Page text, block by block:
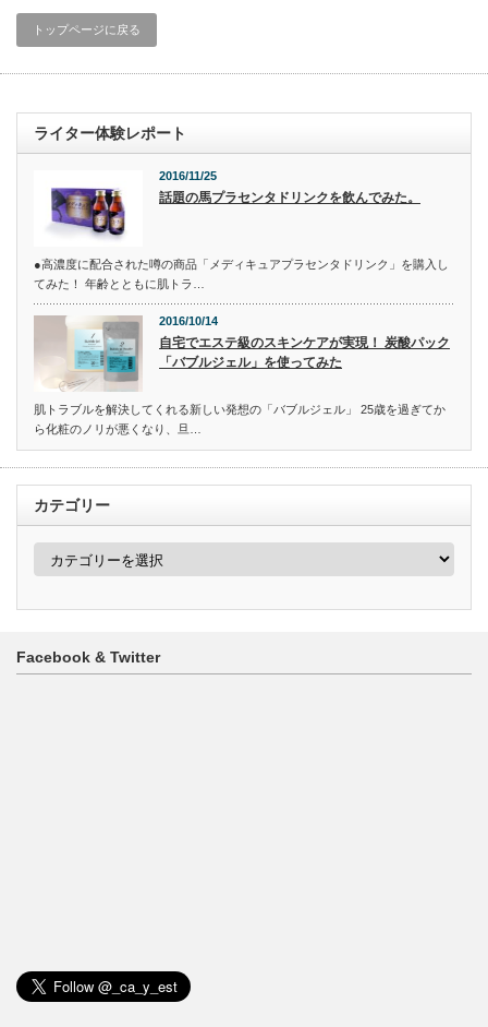
トップページに戻る
ライター体験レポート
2016/11/25
話題の馬プラセンタドリンクを飲んでみた。
●高濃度に配合された噂の商品「メディキュアプラセンタドリンク」を購入し
てみた！ 年齢とともに肌トラ…
2016/10/14
自宅でエステ級のスキンケアが実現！ 炭酸パック
「バブルジェル」を使ってみた
肌トラブルを解決してくれる新しい発想の「バブルジェル」 25歳を過ぎてか
ら化粧のノリが悪くなり、旦…
カテゴリー
カ
ー
Facebook & Twitter